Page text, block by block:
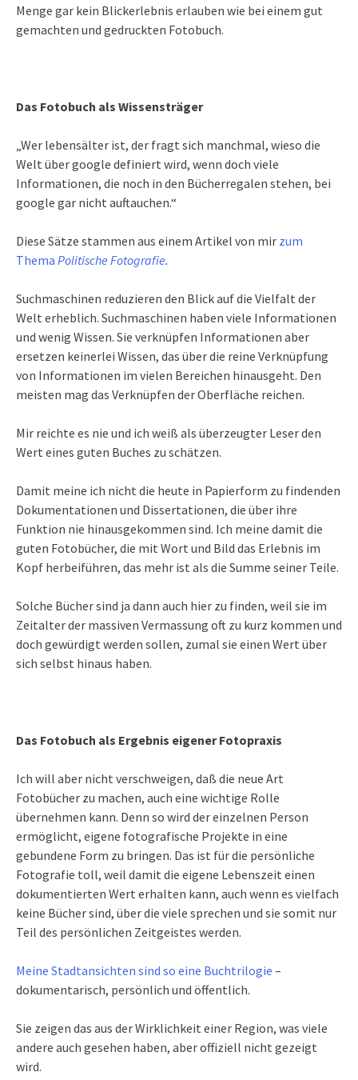
Menge gar kein Blickerlebnis erlauben wie bei einem gut
gemachten und gedruckten Fotobuch.
Das Fotobuch als Wissensträger
„Wer lebensälter ist, der fragt sich manchmal, wieso die
Welt über google definiert wird, wenn doch viele
Informationen, die noch in den Bücherregalen stehen, bei
google gar nicht auftauchen.“
Diese Sätze stammen aus einem Artikel von mir zum
Thema Politische Fotografie.
Suchmaschinen reduzieren den Blick auf die Vielfalt der
Welt erheblich. Suchmaschinen haben viele Informationen
und wenig Wissen. Sie verknüpfen Informationen aber
ersetzen keinerlei Wissen, das über die reine Verknüpfung
von Informationen im vielen Bereichen hinausgeht. Den
meisten mag das Verknüpfen der Oberfläche reichen.
Mir reichte es nie und ich weiß als überzeugter Leser den
Wert eines guten Buches zu schätzen.
Damit meine ich nicht die heute in Papierform zu findenden
Dokumentationen und Dissertationen, die über ihre
Funktion nie hinausgekommen sind. Ich meine damit die
guten Fotobücher, die mit Wort und Bild das Erlebnis im
Kopf herbeiführen, das mehr ist als die Summe seiner Teile.
Solche Bücher sind ja dann auch hier zu finden, weil sie im
Zeitalter der massiven Vermassung oft zu kurz kommen und
doch gewürdigt werden sollen, zumal sie einen Wert über
sich selbst hinaus haben.
Das Fotobuch als Ergebnis eigener Fotopraxis
Ich will aber nicht verschweigen, daß die neue Art
Fotobücher zu machen, auch eine wichtige Rolle
übernehmen kann. Denn so wird der einzelnen Person
ermöglicht, eigene fotografische Projekte in eine
gebundene Form zu bringen. Das ist für die persönliche
Fotografie toll, weil damit die eigene Lebenszeit einen
dokumentierten Wert erhalten kann, auch wenn es vielfach
keine Bücher sind, über die viele sprechen und sie somit nur
Teil des persönlichen Zeitgeistes werden.
Meine Stadtansichten sind so eine Buchtrilogie –
dokumentarisch, persönlich und öffentlich.
Sie zeigen das aus der Wirklichkeit einer Region, was viele
andere auch gesehen haben, aber offiziell nicht gezeigt
wird.